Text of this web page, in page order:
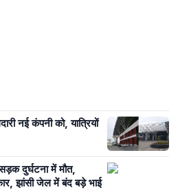
नई कंपनी को, यात्रियों
दुर्घटना में मौत,
झांसी जेल में बंद बड़े भाई